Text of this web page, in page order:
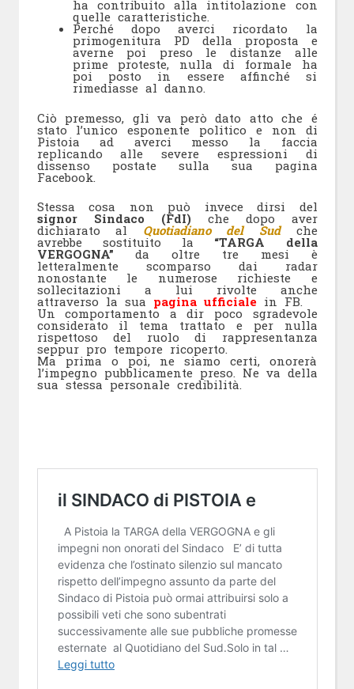
ha contribuito alla intitolazione con
quelle caratteristiche.
Perché dopo averci ricordato la
primogenitura PD della proposta e
averne poi preso le distanze alle
prime proteste, nulla di formale ha
poi posto in essere affinché si
rimediasse al danno.
Ciò premesso, gli va però dato atto che é
stato l’unico esponente politico e non di
Pistoia ad averci messo la faccia
replicando alle severe espressioni di
dissenso postate sulla sua pagina
Facebook.
Stessa cosa non può invece dirsi del
signor Sindaco (FdI) che dopo aver
dichiarato al Quotiadiano del Sud che
avrebbe sostituito la “TARGA della
VERGOGNA” da oltre tre mesi è
letteralmente scomparso dai radar
nonostante le numerose richieste e
sollecitazioni a lui rivolte anche
attraverso la sua pagina ufficialein FB.
Un comportamento a dir poco sgradevole
considerato il tema trattato e per nulla
rispettoso del ruolo di rappresentanza
seppur pro tempore ricoperto.
Ma prima o poi, ne siamo certi, onorerà
l’impegno pubblicamente preso. Ne va della
sua stessa personale credibilità.